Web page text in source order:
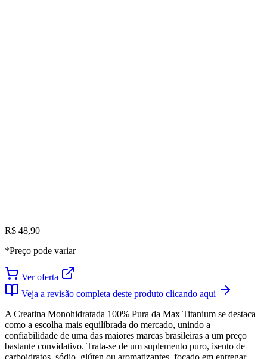
R$ 48,90
*Preço pode variar
Ver oferta
Veja a revisão completa deste produto clicando aqui
A Creatina Monohidratada 100% Pura da Max Titanium se destaca
como a escolha mais equilibrada do mercado, unindo a
confiabilidade de uma das maiores marcas brasileiras a um preço
bastante convidativo. Trata-se de um suplemento puro, isento de
carboidratos, sódio, glúten ou aromatizantes, focado em entregar